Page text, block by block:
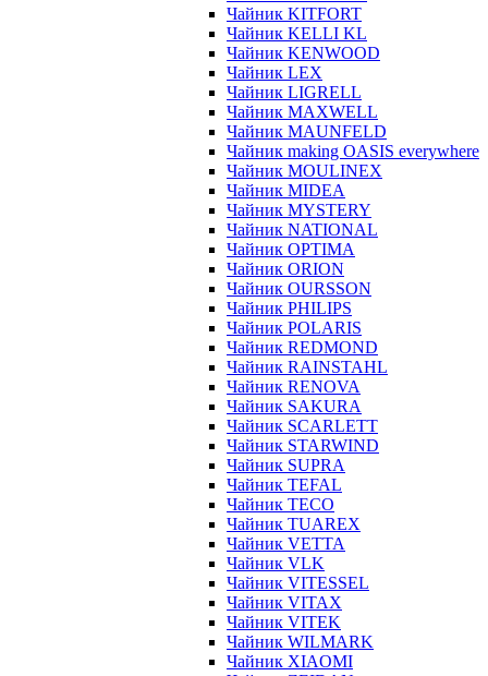
Чайник KITFORT
Чайник KELLI KL
Чайник KENWOOD
Чайник LEX
Чайник LIGRELL
Чайник MAXWELL
Чайник MAUNFELD
Чайник making OASIS everywhere
Чайник MOULINEX
Чайник MIDEA
Чайник MYSTERY
Чайник NATIONAL
Чайник OPTIMA
Чайник ORION
Чайник OURSSON
Чайник PHILIPS
Чайник POLARIS
Чайник REDMOND
Чайник RAINSTAHL
Чайник RENOVA
Чайник SAKURA
Чайник SCARLETT
Чайник STARWIND
Чайник SUPRA
Чайник TEFAL
Чайник TECO
Чайник TUAREX
Чайник VETTA
Чайник VLK
Чайник VITESSEL
Чайник VITAX
Чайник VITEK
Чайник WILMARK
Чайник XIAOMI